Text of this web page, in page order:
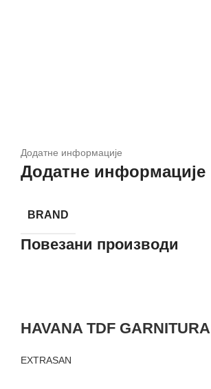
Додатне информације
Додатне информације
BRAND
Повезани производи
HAVANA TDF GARNITURA
EXTRASAN